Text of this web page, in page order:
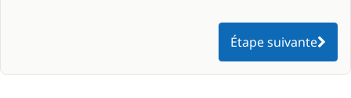
Étape suivante